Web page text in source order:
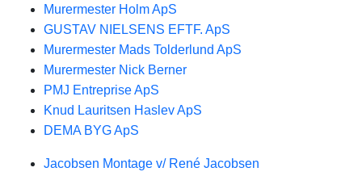
Murermester Holm ApS
GUSTAV NIELSENS EFTF. ApS
Murermester Mads Tolderlund ApS
Murermester Nick Berner
PMJ Entreprise ApS
Knud Lauritsen Haslev ApS
DEMA BYG ApS
Jacobsen Montage v/ René Jacobsen